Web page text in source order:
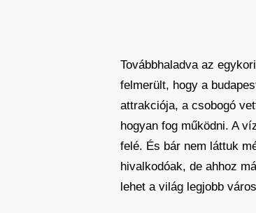
Továbbhaladva az
felmerült, hogy a
attrakciója, a csobogó
hogyan fog működni. A
felé. És bár nem láttuk
hivalkodóak, de ahhoz
lehet a világ legjobb